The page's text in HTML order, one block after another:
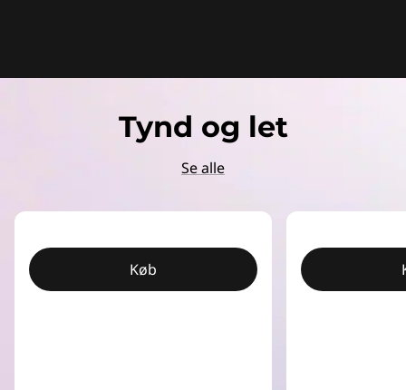
Tynd og let
Se alle
Køb